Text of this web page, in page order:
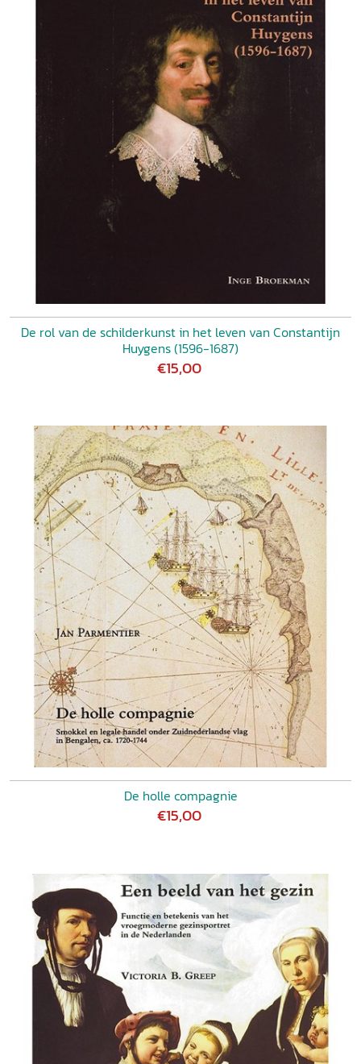
De rol van de schilderkunst in het leven van Constantijn
Huygens (1596-1687)
€15,00
De holle compagnie
€15,00